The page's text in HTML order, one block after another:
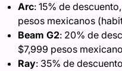
Arc: 15% de
pesos mexicanos
Beam G2: 20% de
$7,999 pesos
Ray: 35% de